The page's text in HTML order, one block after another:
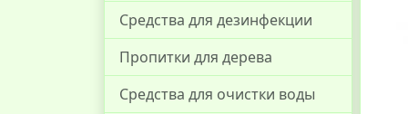
Средства для дезинфекции
Пропитки для дерева
Средства для очистки воды